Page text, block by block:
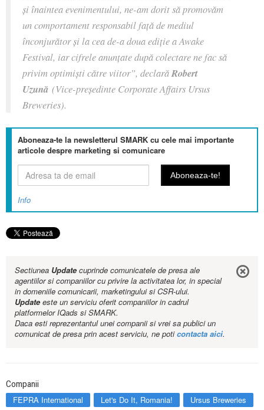
și înaintea evenimentului, ne-am dorit să promovăm
un comportament responsabil față de mediul
înconjurător și la cea de-a doua ediție a Awake
Festival, iar cifrele anunțate după colectare ne fac să
privim optimiști către viitor”, declarăRobert
Uzună (Vice-președinte Corporate Affairs Ursus
Breweries).
Aboneaza-te la newsletterul SMARK cu cele mai importante
articole despre marketing si comunicare
Info
Sectiunea Updatecuprinde comunicatele de presa ale
agentiilor si companiilor cu privire la activitatea lor, in special
in domeniile comunicarii, marketingului si CSR-ului.
Updateeste un serviciu oferit companiilor in cadrul
platformelor IQads si SMARK.
Daca esti reprezentantul unei companii si vrei sa publici un
comunicat de presa prin acest serviciu, ne poticontacta aici.
Companii
FEPRA International Let's Do It, Romania! Ursus Breweries